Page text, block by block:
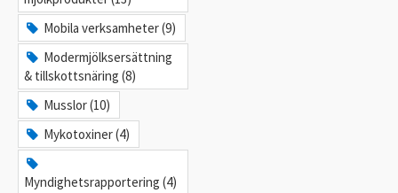
Mobila verksamheter (9)
Modermjölksersättning
& tillskottsnäring (8)
Musslor (10)
Mykotoxiner (4)
Myndighetsrapportering (4)